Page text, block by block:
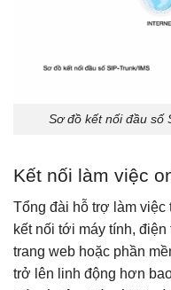
Sơ đồ kết nối đầu số
Kết nối làm việc
Tổng đài hỗ trợ làm việc
kết nối tới máy tính,
trang web hoặc phần
trở lên linh động hơn